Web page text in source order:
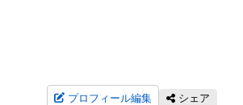
プロフィール編集 シェア